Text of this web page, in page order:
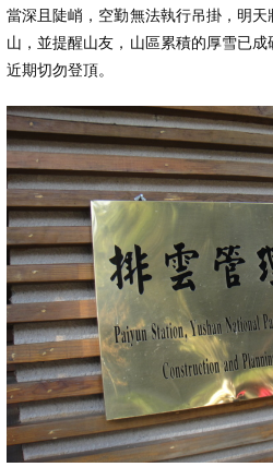
當深且陡峭，空勤無法執行吊掛，明
山，並提醒山友，山區累積的厚雪已
近期切勿登頂。